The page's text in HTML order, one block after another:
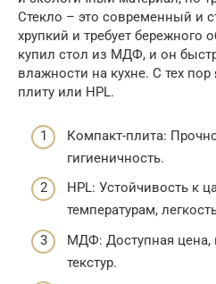
Стекло – это современный и
хрупкий и требует
купил стол из МДФ, и он
влажности на кухне. С тех
плиту или HPL.
Компакт-плита:
гигиеничность.
HPL: Устойчивость к
температурам,
МДФ: Доступная цена,
текстур.